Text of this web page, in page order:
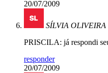
20/07/2009
SÍLVIA OLIVEIRA
PRISCILA: já respondi
responder
20/07/2009